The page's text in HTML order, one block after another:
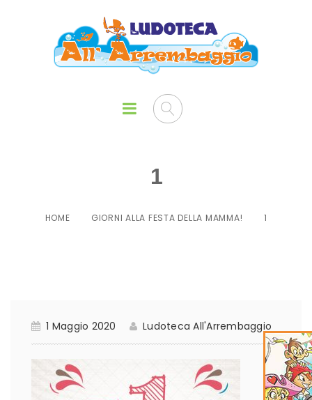
1
HOME GIORNI ALLA FESTA DELLA MAMMA! 1
1 Maggio 2020 Ludoteca All'Arrembaggio